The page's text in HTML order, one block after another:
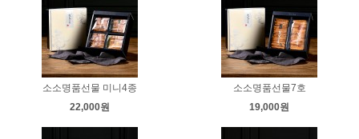
소소명품선물 미니4종
22,000원
소소명품선물7호
19,000원